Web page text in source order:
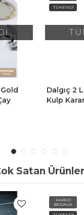
TÜKENDİ
Dalgıç 2
Kulp
Satan Ürünler
KARGO
BEDAVA